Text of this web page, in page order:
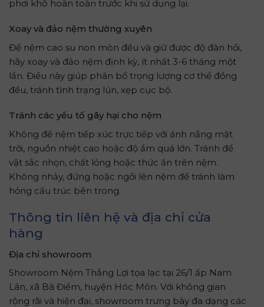
phơi khô hoàn toàn trước khi sử dụng lại.
Xoay và đảo nệm thường xuyên
Để nệm cao su non mòn đều và giữ được độ đàn hồi,
hãy xoay và đảo nệm định kỳ, ít nhất 3-6 tháng một
lần. Điều này giúp phân bổ trọng lượng cơ thể đồng
đều, tránh tình trạng lún, xẹp cục bộ.
Tránh các yếu tố gây hại cho nệm
Không để nệm tiếp xúc trực tiếp với ánh nắng mặt
trời, nguồn nhiệt cao hoặc độ ẩm quá lớn. Tránh để
vật sắc nhọn, chất lỏng hoặc thức ăn trên nệm.
Không nhảy, đứng hoặc ngồi lên nệm để tránh làm
hỏng cấu trúc bên trong.
Thông tin liên hệ và địa chỉ cửa
hàng
Địa chỉ showroom
Showroom Nệm Thắng Lợi tọa lạc tại 26/1 ấp Nam
Lân, xã Bà Điểm, huyện Hóc Môn. Với không gian
rộng rãi và hiện đại, showroom trưng bày đa dạng các